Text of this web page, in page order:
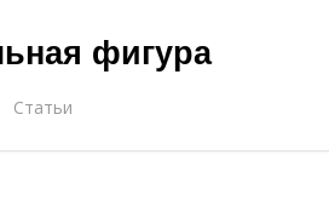
фигура
Статьи